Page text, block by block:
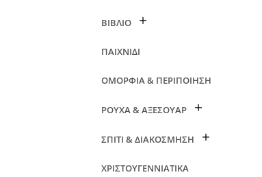
ΒΙΒΛΙΟ
ΠΑΙΧΝΙΔΙ
ΟΜΟΡΦΙΑ & ΠΕΡΙΠΟΙΗΣΗ
ΡΟΥΧΑ & ΑΞΕΣΟΥΑΡ
ΣΠΙΤΙ & ΔΙΑΚΟΣΜΗΣΗ
ΧΡΙΣΤΟΥΓΕΝΝΙΑΤΙΚΑ